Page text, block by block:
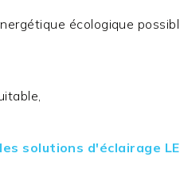
écologique
solutions d'éclairage